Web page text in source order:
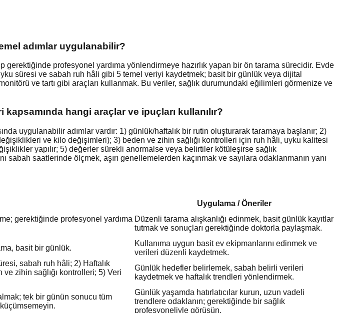
adımlar uygulanabilir?
profesyonel yardıma yönlendirmeye hazırlık yapan bir ön tarama sürecidir. Evde
süresi ve sabah ruh hâli gibi 5 temel veriyi kaydetmek; basit bir günlük veya dijital
ve tartı gibi araçları kullanmak. Bu veriler, sağlık durumundaki eğilimleri görmenize ve
hangi araçlar ve ipuçları kullanılır?
uygulanabilir adımlar vardır: 1) günlük/haftalık bir rutin oluşturarak taramaya başlanır; 2)
ve kilo değişimleri); 3) beden ve zihin sağlığı kontrolleri için ruh hâli, uyku kalitesi
yapılır; 5) değerler sürekli anormalse veya belirtiler kötüleşirse sağlık
saatlerinde ölçmek, aşırı genellemelerden kaçınmak ve sayılara odaklanmanın yanı
Uygulama / Öneriler
gerektiğinde profesyonel yardıma Düzenli tarama alışkanlığı edinmek, basit günlük kayıtlar
tutmak ve sonuçları gerektiğinde doktorla paylaşmak.
basit bir günlük.
Kullanıma uygun basit ev ekipmanlarını edinmek ve
verileri düzenli kaydetmek.
sabah ruh hâli; 2) Haftalık
zihin sağlığı kontrolleri; 5) Veri
Günlük hedefler belirlemek, sabah belirli verileri
kaydetmek ve haftalık trendleri yönlendirmek.
tek bir günün sonucu tüm
küçümsemeyin.
Günlük yaşamda hatırlatıcılar kurun, uzun vadeli
trendlere odaklanın; gerektiğinde bir sağlık
profesyoneliyle görüşün.